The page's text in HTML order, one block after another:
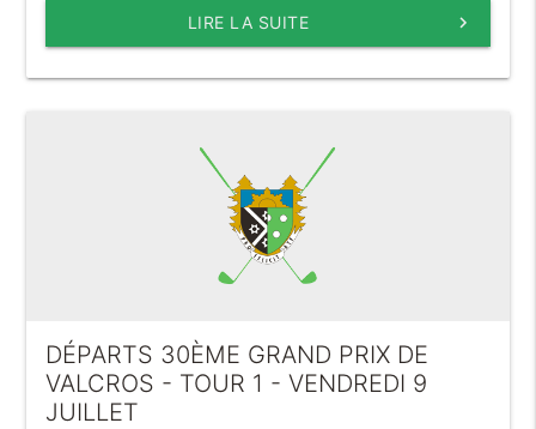
keyboard_arrow_right
LIRE LA SUITE
DÉPARTS 30ÈME GRAND PRIX DE
VALCROS - TOUR 1 - VENDREDI 9
JUILLET